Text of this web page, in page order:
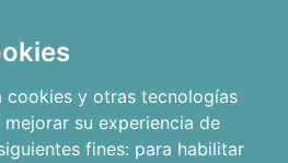
cookies y otras tecnologías
su experiencia de
fines: para habilitar